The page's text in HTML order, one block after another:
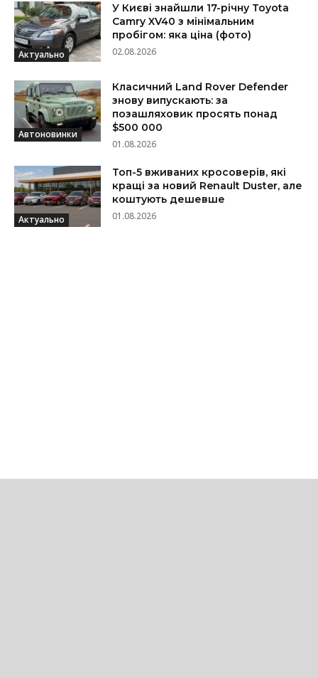
Актуально
У Києві знайшли 17-річну Toyota
Camry XV40 з мінімальним
пробігом: яка ціна (фото)
02.08.2026
Автоновинки
Класичний Land Rover Defender
знову випускають: за
позашляховик просять понад
$500 000
01.08.2026
Актуально
Топ-5 вживаних кросоверів, які
кращі за новий Renault Duster, але
коштують дешевше
01.08.2026